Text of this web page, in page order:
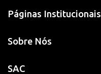
Páginas Institucionais
Sobre Nós
SAC